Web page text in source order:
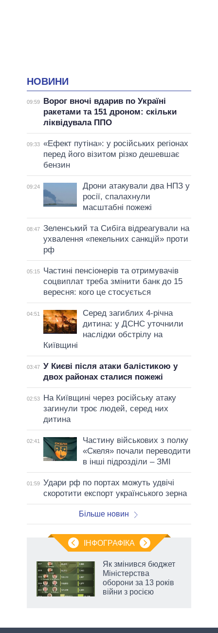
НОВИНИ
09:59
Ворог вночі вдарив по Україні
ракетами та 151 дроном: скільки
ліквідувала ППО
09:33 «Ефект путіна»: у російських регіонах
перед його візитом різко дешевшає
бензин
09:24
Дрони атакували два НПЗ у
росії, спалахнули
масштабні пожежі
08:47 Зеленський та Сибіга відреагували на
ухвалення «пекельних санкцій» проти
рф
05:15
Частині пенсіонерів та отримувачів
соцвиплат треба змінити банк до 15
вересня: кого це стосується
04:51
Серед загиблих 4-річна
дитина: у ДСНС уточнили
наслідки обстрілу на
Київщині
03:47 У Києві після атаки балістикою у
двох районах сталися пожежі
02:53
На Київщині через російську атаку
загинули троє людей, серед них
дитина
02:41
Частину військових з полку
«Скеля» почали переводити
в інші підрозділи – ЗМІ
01:59 Удари рф по портах можуть удвічі
скоротити експорт українського зерна
Більше новин
ІНФОГРАФІКА
Як змінився бюджет
Міністерства
оборони за 13 років
війни з росією